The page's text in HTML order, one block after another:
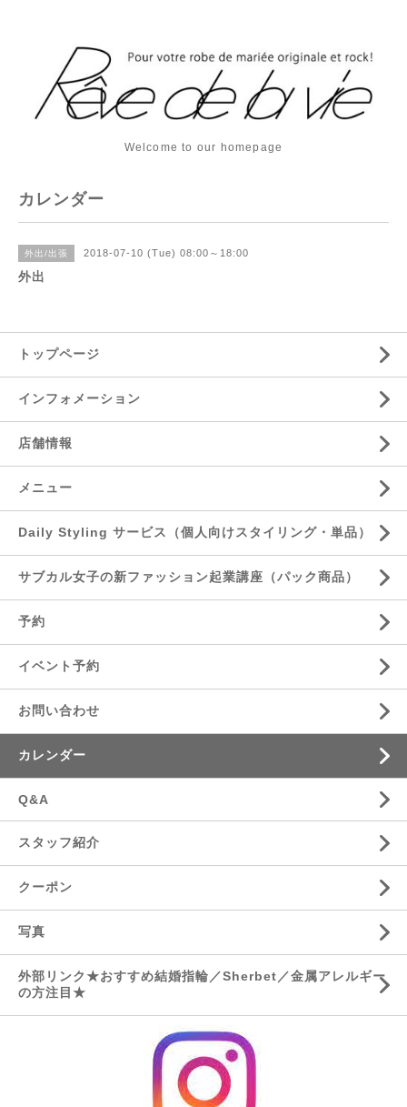
Welcome to our homepage
カレンダー
外出/出張 2018-07-10 (Tue) 08:00～18:00
外出
トップページ
インフォメーション
店舗情報
メニュー
Daily Styling サービス（個人向けスタイリング・単品）
サブカル女子の新ファッション起業講座（パック商品）
予約
イベント予約
お問い合わせ
カレンダー
Q&A
スタッフ紹介
クーポン
写真
外部リンク★おすすめ結婚指輪／Sherbet／金属アレルギー
の方注目★